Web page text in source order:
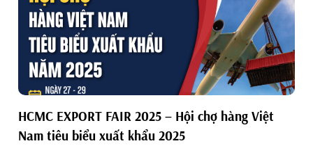
HCMC EXPORT FAIR 2025 – Hội chợ hàng Việt
Nam tiêu biểu xuất khẩu 2025